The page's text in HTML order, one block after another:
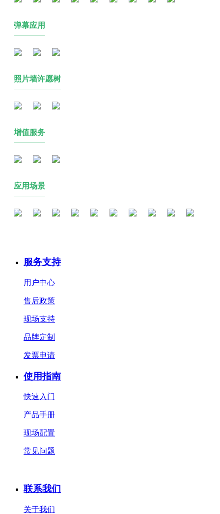
弹幕应用
照片墙许愿树
增值服务
应用场景
服务支持
用户中心
售后政策
现场支持
品牌定制
发票申请
使用指南
快速入门
产品手册
现场配置
常见问题
联系我们
关于我们